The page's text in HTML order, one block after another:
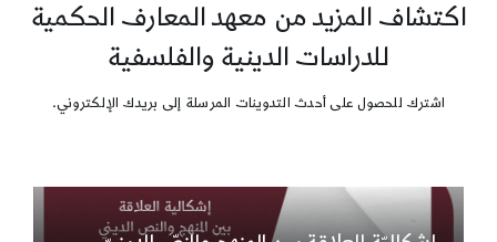
اكتشاف المزيد من معهد المعارف الحكمية
للدراسات الدينية والفلسفية
اشترك للحصول على أحدث التدوينات المرسلة إلى بريدك الإلكتروني.